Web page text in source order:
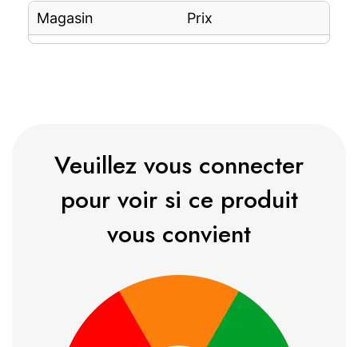
Magasin Prix
Veuillez vous connecter
pour voir si ce produit
vous convient